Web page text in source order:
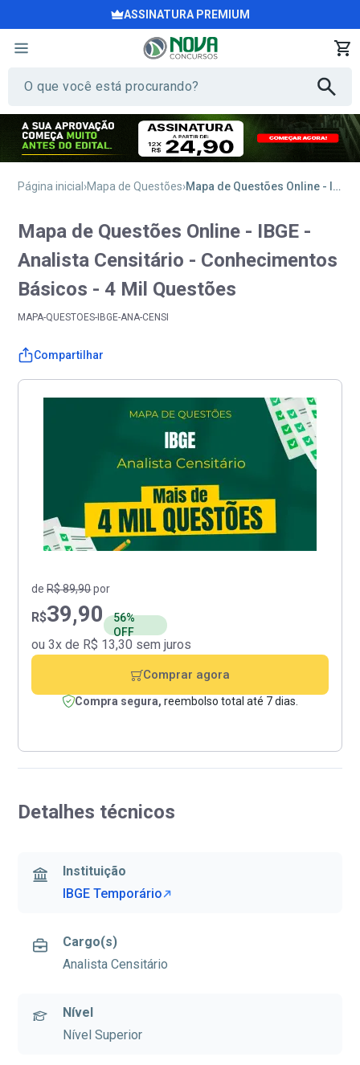
ASSINATURA PREMIUM
Página inicial Mapa de Questões Mapa de Questões Online - IBGE - Analista Censitário - Conhecimentos Básicos - 4 Mil Questões
Mapa de Questões Online - IBGE -
Analista Censitário - Conhecimentos
Básicos - 4 Mil Questões
MAPA-QUESTOES-IBGE-ANA-CENSI
Compartilhar
Detalhes técnicos
Instituição
IBGE Temporário
Cargo(s)
Analista Censitário
Nível
Nível Superior
deR$ 89,90por
R$39,90
56%
OFF
ou 3x de R$ 13,30 sem juros
Comprar agora
Compra segura, reembolso total até 7 dias.